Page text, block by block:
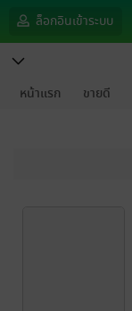
ล็อกอินเข้าระบบ
หน้าแรก ขายดี